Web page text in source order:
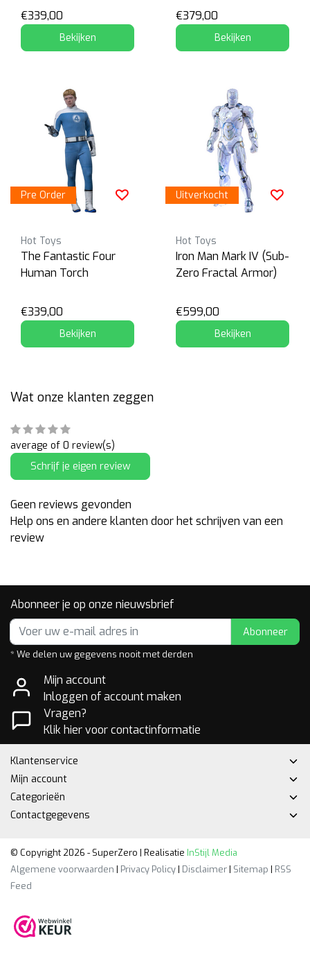
€339,00
Bekijken
€379,00
Bekijken
Pre Order
Hot Toys
The Fantastic Four
Human Torch
€339,00
Bekijken
Uitverkocht
Hot Toys
Iron Man Mark IV (Sub-
Zero Fractal Armor)
€599,00
Bekijken
Wat onze klanten zeggen
average of 0 review(s)
Schrijf je eigen review
Geen reviews gevonden
Help ons en andere klanten door het schrijven van een
review
Abonneer je op onze nieuwsbrief
Abonneer
* We delen uw gegevens nooit met derden
Mijn account
Inloggen of account maken
Vragen?
Klik hier voor contactinformatie
Klantenservice
Mijn account
Categorieën
Contactgegevens
© Copyright 2026 - SuperZero | Realisatie InStijl Media
Algemene voorwaarden | Privacy Policy| Disclaimer| Sitemap | RSS
Feed